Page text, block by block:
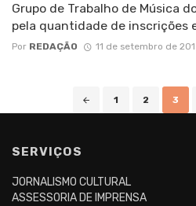
Grupo de Trabalho de Música
pela quantidade de inscrições
Por REDAÇÃO 11 de setembro de
navigation
1 2 3
SERVIÇOS
JORNALISMO CULTURAL
ASSESSORIA DE IMPRENSA